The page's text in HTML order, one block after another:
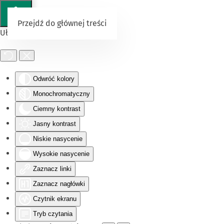
Ułatwienia dostępu
Odwróć kolory
Monochromatyczny
Ciemny kontrast
Jasny kontrast
Niskie nasycenie
Wysokie nasycenie
Zaznacz linki
Zaznacz nagłówki
Czytnik ekranu
Tryb czytania
Przejdź do głównej treści